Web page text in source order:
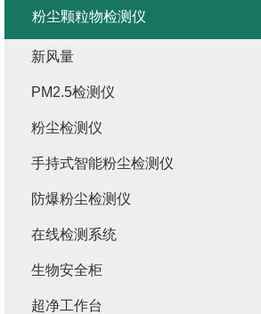
粉尘颗粒物检测仪
新风量
PM2.5检测仪
粉尘检测仪
手持式智能粉尘检测仪
防爆粉尘检测仪
在线检测系统
生物安全柜
超净工作台